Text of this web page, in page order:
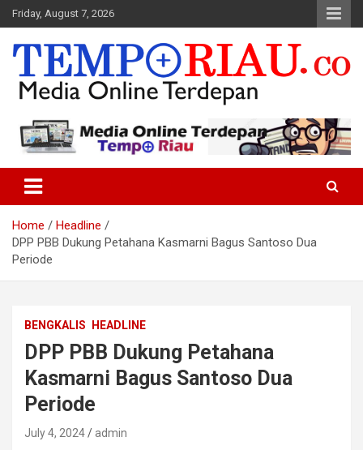
Skip
to
content
Friday, August 7, 2026
Tempo Riau
Home
Headline
DPP PBB Dukung Petahana Kasmarni Bagus Santoso Dua
Periode
BENGKALIS HEADLINE
DPP PBB Dukung Petahana
Kasmarni Bagus Santoso Dua
Periode
July 4, 2024 admin